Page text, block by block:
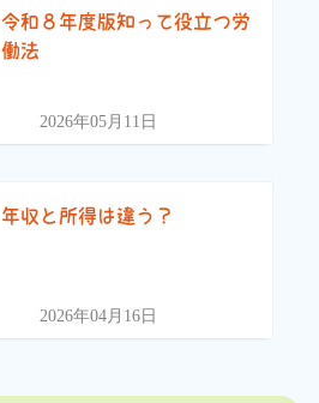
令和８年度版知って役立つ労
働法
2026年05月11日
年収と所得は違う？
2026年04月16日